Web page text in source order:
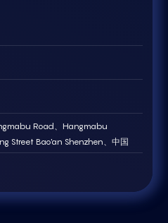
Road、Hangmabu
Street Bao'an Shenzhen、中国